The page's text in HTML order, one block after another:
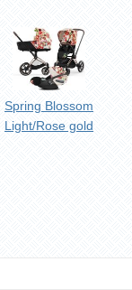
Spring Blossom
Light/Rose gold